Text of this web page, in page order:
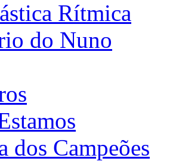
Rítmica
do Nuno
dos Campeões